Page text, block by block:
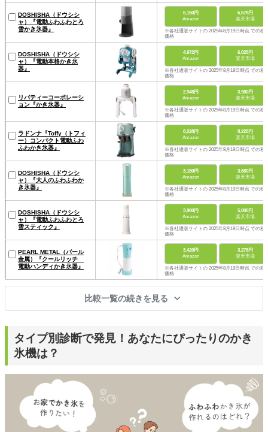
DOSHISHA（ドウシシ
ャ）『電動ふわふわとろ
雪かき氷器』
6,150円
Amazon
6,578円
楽天市場
※各社通販サイトの 2025年8月19日時点 での税
価格
DOSHISHA（ドウシシ
ャ）『電動本格かき氷
器』
4,972円
Amazon
6,028円
楽天市場
※各社通販サイトの 2025年8月19日時点 での税
価格
リバティーコーポレーシ
ョン『かき氷器』
2,948円
Amazon
3,980円
楽天市場
※各社通販サイトの 2025年8月19日時点 での税
価格
ラドンナ『Toffy（トフィ
ー）コンパクト電動ふわ
ふわかき氷器』
8,228円
Amazon
8,228円
楽天市場
※各社通販サイトの 2025年8月19日時点 での税
価格
DOSHISHA（ドウシシ
ャ）『大人のふわふわか
き氷器』
3,180円
Amazon
3,680円
楽天市場
※各社通販サイトの 2025年8月19日時点 での税
価格
DOSHISHA（ドウシシ
ャ）『電動ふわふわとろ
雪スティック』
3,980円
Amazon
5,000円
楽天市場
※各社通販サイトの 2025年8月19日時点 での税
価格
PEARL METAL（パール
金属）『クールリッチ
電動ハンディかき氷器』
3,420円
Amazon
3,278円
楽天市場
※各社通販サイトの 2025年8月19日時点 での税
価格
比較一覧の続きを見る
タイプ別診断で発見！あなたにぴったりのかき
氷機は？